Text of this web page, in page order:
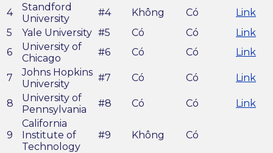
4
Standford
University
#4 Không Có
Link
5
Yale University #5 Có Có
Link
6
University of
Chicago
#6 Có Có Link
7
Johns Hopkins
University
#7 Có Có Link
8
University of
Pennsylvania
#8 Có Có Link
9
California
Institute of
Technology
#9 Không Có